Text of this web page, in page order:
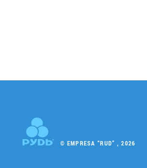
© EMPRESA “RUD” , 2026